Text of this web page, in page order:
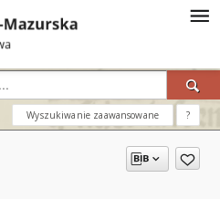
Wyszukiwanie zaawansowane ?